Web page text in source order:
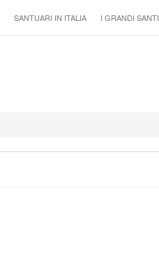
SANTUARI IN ITALIA I GRANDI